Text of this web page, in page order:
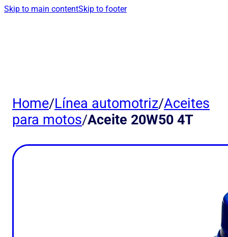
Skip to main contentSkip to footer
Home/Línea automotriz/Aceites
para motos/Aceite 20W50 4T